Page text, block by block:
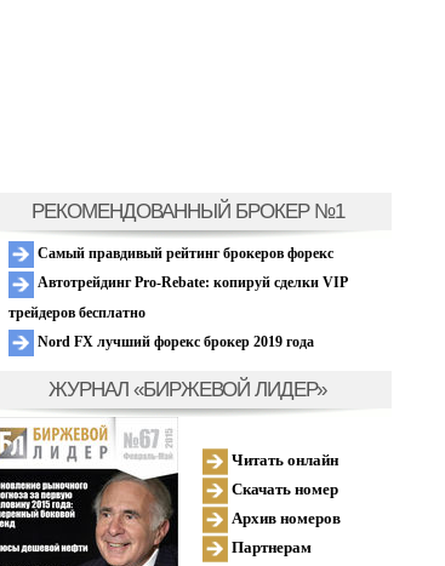
РЕКОМЕНДОВАННЫЙ БРОКЕР №1
Самый правдивый рейтинг брокеров форекс
Автотрейдинг Pro-Rebate: копируй сделки VIP
трейдеров бесплатно
Nord FX лучший форекс брокер 2019 года
ЖУРНАЛ «БИРЖЕВОЙ ЛИДЕР»
Читать онлайн
Скачать номер
Архив номеров
Партнерам